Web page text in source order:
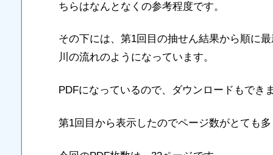
ちらはなんとなくの参考程度です。
その下には、第1回目の抽せん結果から順に
川の流れのようになっています。
PDFになっているので、ダウンロードもでき
第1回目から表示したのでページ数がとても